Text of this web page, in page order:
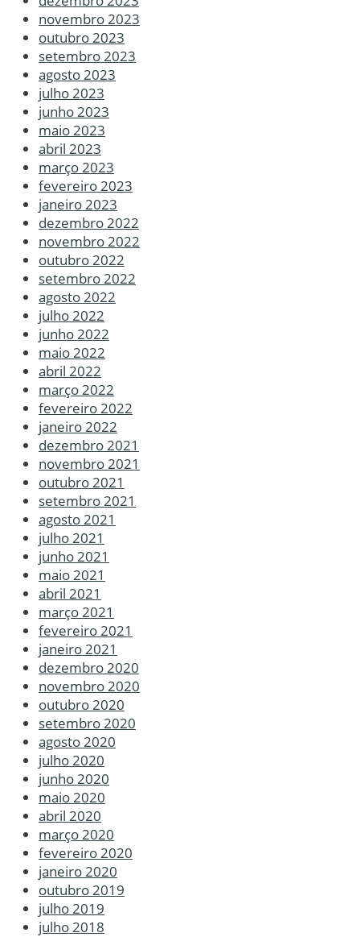
novembro 2023
outubro 2023
setembro 2023
agosto 2023
julho 2023
junho 2023
maio 2023
abril 2023
março 2023
fevereiro 2023
janeiro 2023
dezembro 2022
novembro 2022
outubro 2022
setembro 2022
agosto 2022
julho 2022
junho 2022
maio 2022
abril 2022
março 2022
fevereiro 2022
janeiro 2022
dezembro 2021
novembro 2021
outubro 2021
setembro 2021
agosto 2021
julho 2021
junho 2021
maio 2021
abril 2021
março 2021
fevereiro 2021
janeiro 2021
dezembro 2020
novembro 2020
outubro 2020
setembro 2020
agosto 2020
julho 2020
junho 2020
maio 2020
abril 2020
março 2020
fevereiro 2020
janeiro 2020
outubro 2019
julho 2019
julho 2018